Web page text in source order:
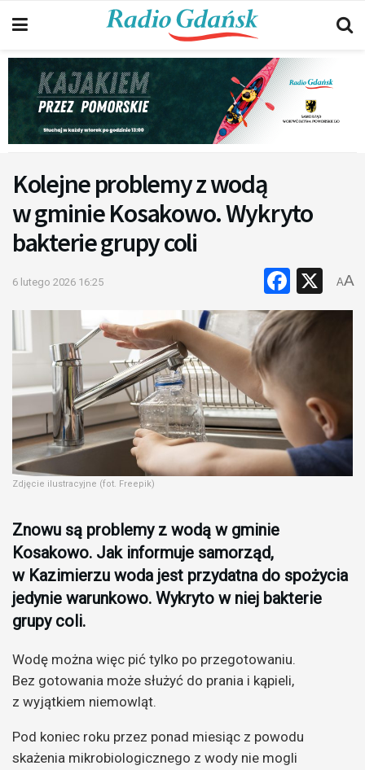
Kolejne problemy z wodą
w gminie Kosakowo. Wykryto
bakterie grupy coli
6 lutego 2026 16:25 X
AA
Zdjęcie ilustracyjne (fot. Freepik)
Znowu są problemy z wodą w gminie
Kosakowo. Jak informuje samorząd,
w Kazimierzu woda jest przydatna do spożycia
jedynie warunkowo. Wykryto w niej bakterie
grupy coli.
Wodę można więc pić tylko po przegotowaniu.
Bez gotowania może służyć do prania i kąpieli,
z wyjątkiem niemowląt.
Pod koniec roku przez ponad miesiąc z powodu
skażenia mikrobiologicznego z wody nie mogli